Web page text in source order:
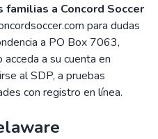
familias a Concord Soccer
para dudas
a PO Box 7063,
a su cuenta en
al SDP, a pruebas
con registro en línea.